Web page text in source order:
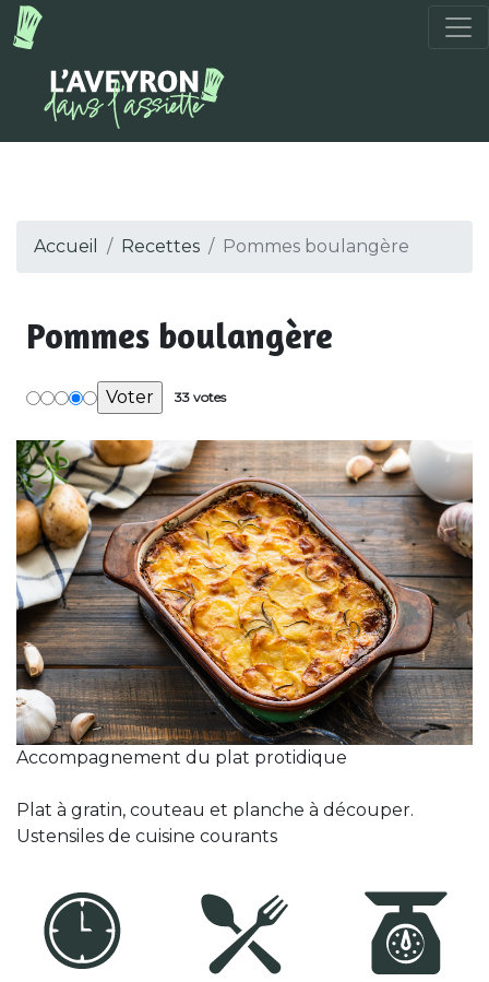
Accueil Recettes Pommes boulangère
Pommes boulangère
33 votes
Accompagnement du plat protidique
Plat à gratin, couteau et planche à découper.
Ustensiles de cuisine courants